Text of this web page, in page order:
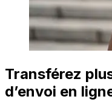
Transférez
d’envoi en